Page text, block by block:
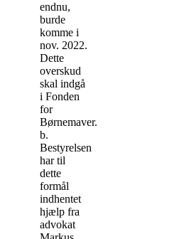
endnu,
burde
komme i
nov. 2022.
Dette
overskud
skal indgå
i Fonden
for
Børnemaver.
b.
Bestyrelsen
har til
dette
formål
indhentet
hjælp fra
advokat